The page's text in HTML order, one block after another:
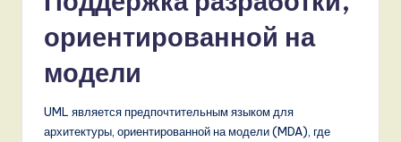
ориентированной на
модели
UML является предпочтительным языком для
архитектуры, ориентированной на модели (MDA), где